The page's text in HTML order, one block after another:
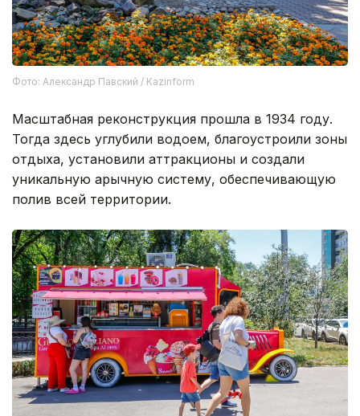
Фото: Александр Павский / Kazinform
Масштабная реконструкция прошла в 1934 году.
Тогда здесь углубили водоем, благоустроили зоны
отдыха, установили аттракционы и создали
уникальную арычную систему, обеспечивающую
полив всей территории.